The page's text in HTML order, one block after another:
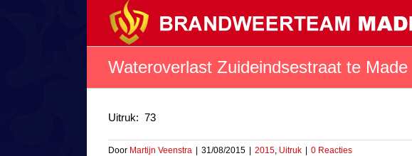
Wateroverlast Zuideindsestraat te Made
Uitruk: 73
Door Martijn Veenstra 31/08/2015 2015, Uitruk 0 Reacties